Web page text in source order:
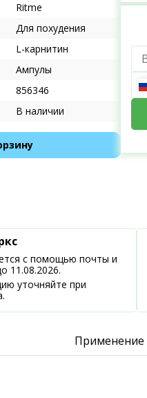
Ritme
Для похудения
L-карнитин
Ампулы
856346
В наличии
с помощью почты и
11.08.2026.
уточняйте при
Применение